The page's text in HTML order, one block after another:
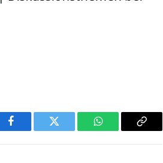
Facebook Twitter WhatsAppCopy